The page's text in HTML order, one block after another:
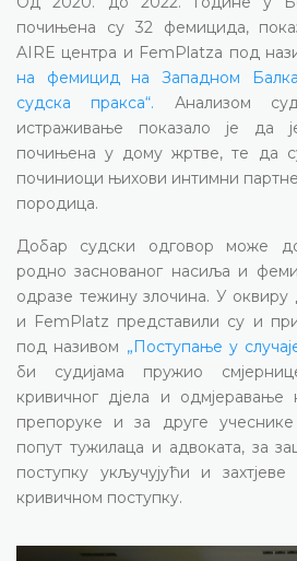
почињена су 32 фемицида,
AIRE центра и FemPlatza под
на фемицид на Западном
судска пракса“. Анализом
истраживање показало је да
почињена у дому жртве, те да
починиоци њихови интимни
породица.
Добар судски одговор може
родно заснованог насиља и
одразе тежину злочина. У оквиру
и FemPlatz представили су и
под називом „Поступање у
би судијама пружио
кривичног дјела и одмјеравање
препоруке и за друге учеснике
попут тужилаца и адвоката, за
поступку укључујући и
кривичном поступку.